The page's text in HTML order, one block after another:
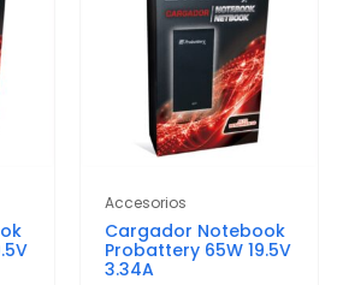
Accesorios
Cargador Notebook
Probattery 65W 19.5V
3.34A